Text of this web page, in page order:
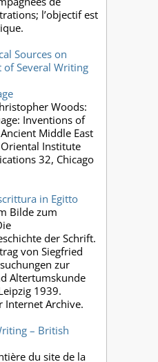
l’objectif est
Sources on
of Several Writing
Woods:
Inventions of
Middle East
Institute
32, Chicago
in Egitto
Bilde zum
der Schrift.
von Siegfried
zur
Altertumskunde
1939.
Internet Archive.
– British
du site de la